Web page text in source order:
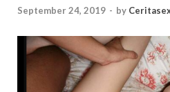
September 24, 2019 - by